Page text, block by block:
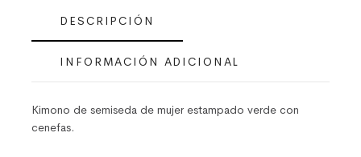
DESCRIPCIÓN
INFORMACIÓN ADICIONAL
Kimono de semiseda de mujer estampado verde con
cenefas.